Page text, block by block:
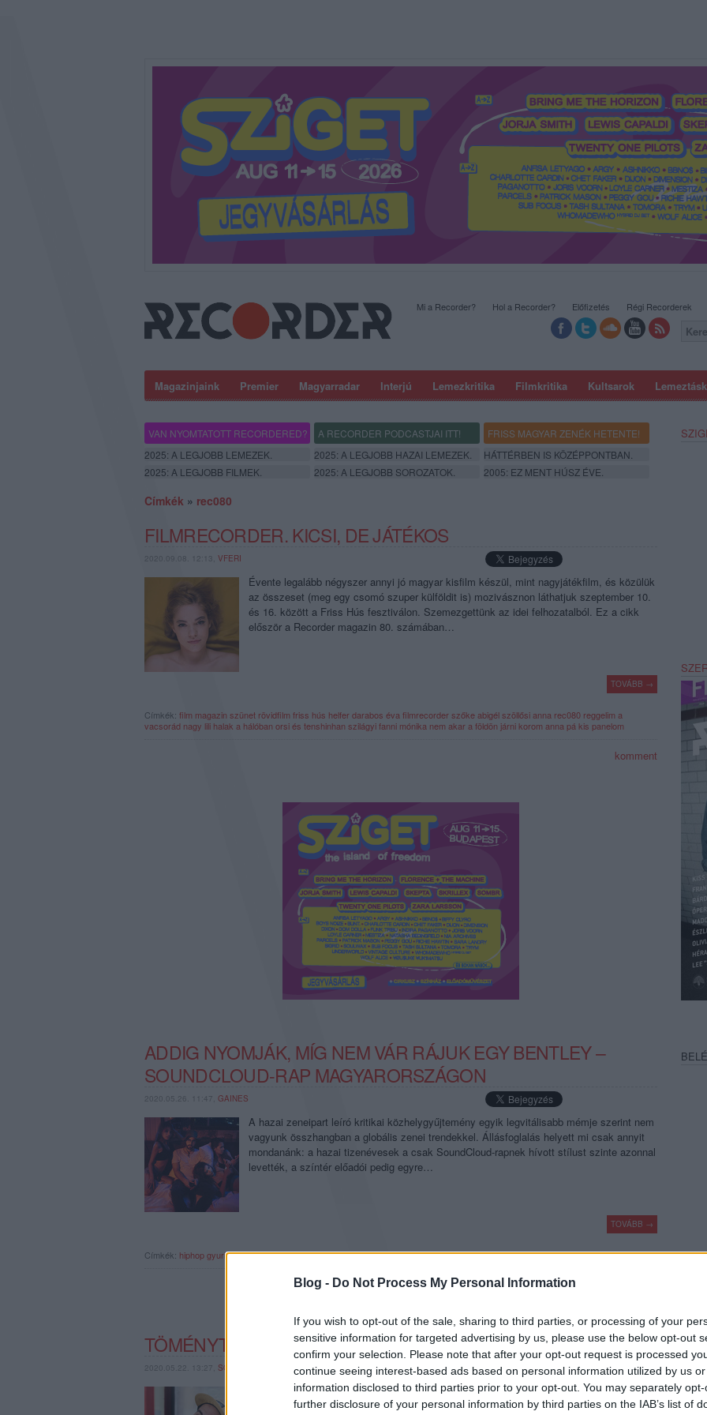
Blog - Do Not Process My Personal Information
If you wish to opt-out of the sale, sharing to third parties, or processing of your
sensitive information for targeted advertising by us, please use the below opt-out
confirm your selection. Please note that after your opt-out request is processed
continue seeing interest-based ads based on personal information utilized by us
information disclosed to third parties prior to your opt-out. You may separately
further disclosure of your personal information by third parties on the IAB’s list of
Magazinjaink Premier Magyarradar Interjú Lemezkritika Filmkritika Kultsarok
Mi a Recorder? Hol a Recorder? Előfizetés Régi Recorderek
VAN NYOMTATOTT RECORDERED? A RECORDER PODCASTJAI ITT!
FRISS MAGYAR ZENÉK HETENTE!
2025: A LEGJOBB LEMEZEK.
2025: A LEGJOBB HAZAI LEMEZEK.
HÁTTÉRBEN IS KÖZÉPPONTBAN.
2025: A LEGJOBB FILMEK.
2025: A LEGJOBB SOROZATOK. 2005: EZ MENT HÚSZ ÉVE.
Címkék » rec080
FILMRECORDER. KICSI, DE JÁTÉKOS
2020.09.08. 12:13, VFERI
Évente legalább négyszer annyi jó magyar kisfilm készül, mint nagyjátékfilm, és közülük
az összeset (meg egy csomó szuper külföldit is) mozivásznon láthatjuk szeptember 10.
és 16. között a Friss Hús fesztiválon. Szemezgettünk az idei felhozatalból. Ez a cikk
először a Recorder magazin 80. számában…
TOVÁBB →
Címkék: film magazin szünet rövidfilm friss hús helferdarabos éva filmrecorderszőke abigélszöllősi anna rec080 reggelim a
vacsorád nagy lili halak a hálóban orsi és tenshinhan szilágyi fanni mónika nem akar a földön járni korom anna pá kis panelom
komment
ADDIG NYOMJÁK, MÍG NEM VÁR RÁJUK EGY BENTLEY –
SOUNDCLOUD-RAP MAGYARORSZÁGON
2020.05.26. 11:47, GAINES
A hazai zeneipart leíró kritikai közhelygyűjtemény egyik legvitálisabb mémje szerint nem
vagyunk összhangban a globális zenei trendekkel. Állásfoglalás helyett mi csak annyit
mondanánk: a hazai tizenévesek a csak SoundCloud-rapnek hívott stílust szinte azonnal
levették, a színtér előadói pedig egyre…
TOVÁBB →
Címkék: hiphopgyurisrapfigurasoundcloudkapitány mátébaba azizakc misiibbigangrec080soundcloud rap
TÖMÉNYTELENÜL SZOMORÚ, DE LAZA ZENE
2020.05.22. 13:27, SOOSTAMAS
A Gege néven reppelő Sára Gergely a legjobb(an) alulértékelt MC-je a magyar hiphop
újhullámának, aki hidat ver az ó- meg az újsuli, a Nyugat és a Kelet, meg a nyugatosok